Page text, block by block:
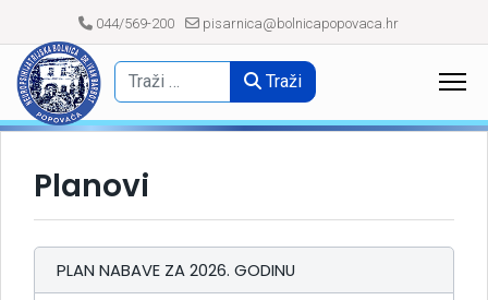
044/569-200 pisarnica@bolnicapopovaca.hr
Traži
Planovi
PLAN NABAVE ZA 2026. GODINU